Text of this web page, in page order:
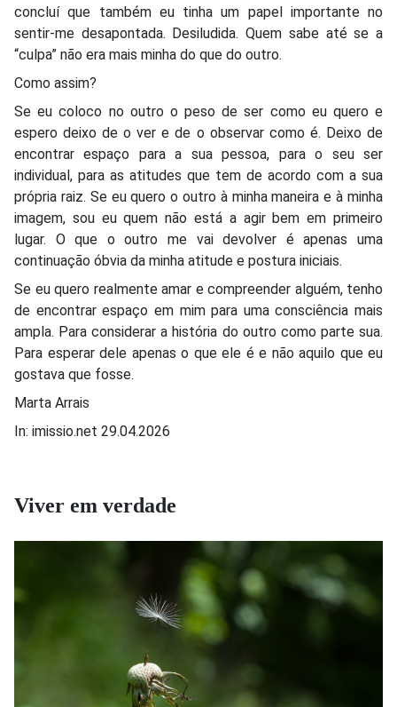
concluí que também eu tinha um papel importante no
sentir-me desapontada. Desiludida. Quem sabe até se a
“culpa” não era mais minha do que do outro.
Como assim?
Se eu coloco no outro o peso de ser como eu quero e
espero deixo de o ver e de o observar como é. Deixo de
encontrar espaço para a sua pessoa, para o seu ser
individual, para as atitudes que tem de acordo com a sua
própria raiz. Se eu quero o outro à minha maneira e à minha
imagem, sou eu quem não está a agir bem em primeiro
lugar. O que o outro me vai devolver é apenas uma
continuação óbvia da minha atitude e postura iniciais.
Se eu quero realmente amar e compreender alguém, tenho
de encontrar espaço em mim para uma consciência mais
ampla. Para considerar a história do outro como parte sua.
Para esperar dele apenas o que ele é e não aquilo que eu
gostava que fosse.
Marta Arrais
In: imissio.net 29.04.2026
Viver em verdade